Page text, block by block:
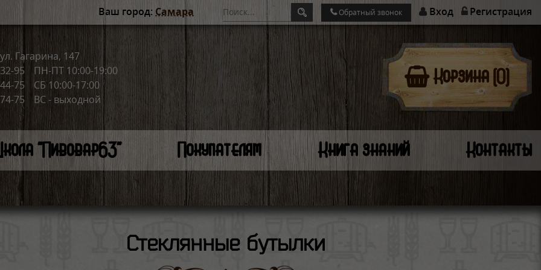
Ваш город: Самара Обратный звонок Вход Регистрация
Гагарина, 147
95
75
75
ПН-ПТ 10:00-19:00
СБ 10:00-17:00
ВС - выходной
Корзина (0)
"Пивовар63" Покупателям Книга знаний Контакты
Стеклянные бутылки